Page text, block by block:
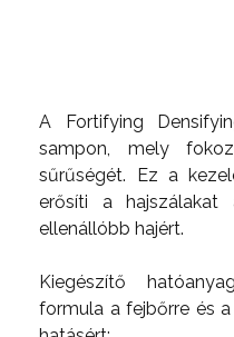
A Fortifying
sampon, mely
sűrűségét. Ez a
erősíti a hajszálakat
ellenállóbb hajért.
Kiegészítő
formula a fejbőrre és